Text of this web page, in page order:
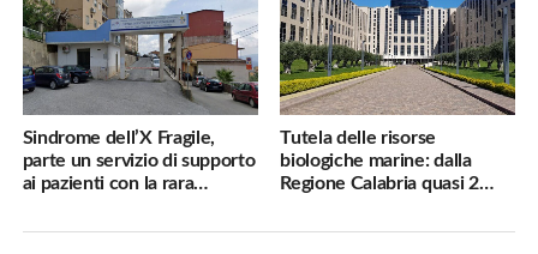
Sindrome dell’X Fragile,
parte un servizio di supporto
ai pazienti con la rara
Tutela delle risorse
biologiche marine: dalla
Regione Calabria quasi 2